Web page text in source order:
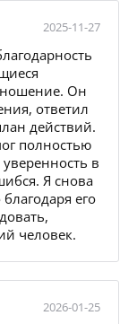
2025-11-27
Он
ответил
действий.
полностью
в
Я снова
его
человек.
2026-01-25